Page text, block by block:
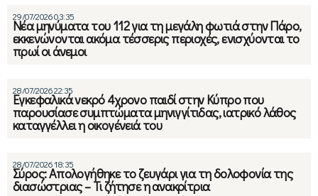
29/07/2026 03:35
Νέα μηνύματα του 112 για τη μεγάλη φωτιά στην Πάρο,
εκκενώνονται ακόμα τέσσερις περιοχές, ενισχύονται το
πρωί οι άνεμοι
28/07/2026 22:35
Εγκεφαλικά νεκρό 4χρονο παιδί στην Κύπρο που
παρουσίασε συμπτώματα μηνιγγίτιδας, ιατρικό λάθος
καταγγέλλει η οικογένειά του
28/07/2026 18:35
Σύρος: Απολογήθηκε το ζευγάρι για τη δολοφονία της
διασώστριας – Τι ζήτησε η ανακρίτρια